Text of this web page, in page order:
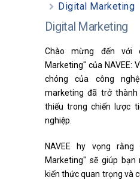
Digital Marketing
Digital Marketing
Chào mừng đến với
Marketing" của NAVEE:
chóng của công
marketing đã trở
thiếu trong chiến lược
nghiệp.
NAVEE hy vọng rằng
Marketing" sẽ giúp
kiến thức quan trọng và